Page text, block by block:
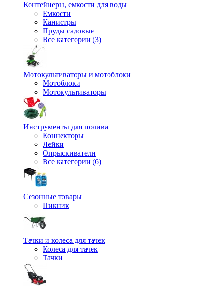
Контейнеры, емкости для воды
Емкости
Канистры
Пруды садовые
Все категории (3)
Мотокультиваторы и мотоблоки
Мотоблоки
Мотокультиваторы
Инструменты для полива
Коннекторы
Лейки
Опрыскиватели
Все категории (6)
Сезонные товары
Пикник
Тачки и колеса для тачек
Колеса для тачек
Тачки